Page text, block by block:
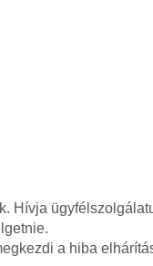
Hívja
a hiba